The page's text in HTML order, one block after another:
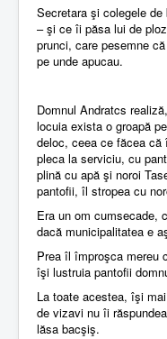
Secretara şi colegele
– şi ce îi păsa lui de
prunci, care pesemne
pe unde apucau.
Domnul Andratcs
locuia exista o groapă
deloc, ceea ce făcea
pleca la serviciu, cu
plină cu apă şi noroi
pantofii, îl stropea cu
Era un om cumsecade,
dacă municipalitatea e
Prea îl împroşca mereu
îşi lustruia pantofii
La toate acestea, îşi
de vizavi nu îi
lăsa bacşiş.